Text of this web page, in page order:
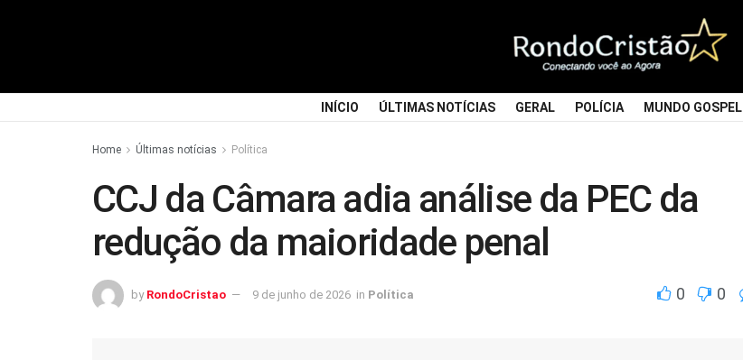
INÍCIO ÚLTIMAS NOTÍCIAS GERAL POLÍCIA MUNDO GOSPEL
Home Últimas notícias Política
CCJ da Câmara adia análise da PEC da
redução da maioridade penal
by RondoCristao 9 de junho de 2026 in Política 0 0